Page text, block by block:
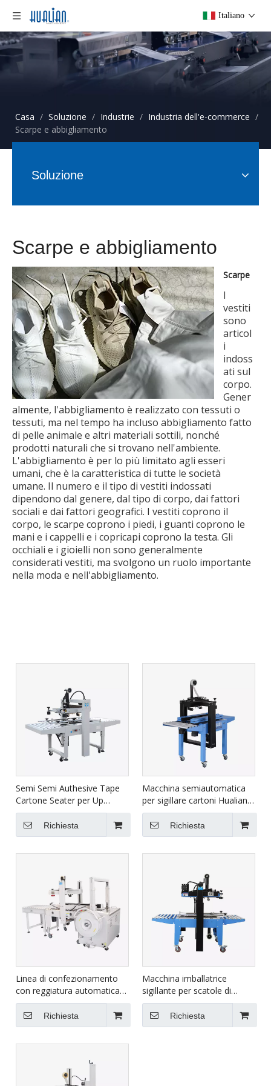
Italiano
Casa / Soluzione / Industrie / Industria dell'e-commerce /
Scarpe e abbigliamento
Soluzione
Scarpe e abbigliamento
Scarpe
I
vestiti
sono
articol
i
indoss
ati sul
corpo.
Gener
almente, l'abbigliamento è realizzato con tessuti o
tessuti, ma nel tempo ha incluso abbigliamento fatto
di pelle animale e altri materiali sottili, nonché
prodotti naturali che si trovano nell'ambiente.
L'abbigliamento è per lo più limitato agli esseri
umani, che è la caratteristica di tutte le società
umane. Il numero e il tipo di vestiti indossati
dipendono dal genere, dal tipo di corpo, dai fattori
sociali e dai fattori geografici. I vestiti coprono il
corpo, le scarpe coprono i piedi, i guanti coprono le
mani e i cappelli e i copricapi coprono la testa. Gli
occhiali e i gioielli non sono generalmente
considerati vestiti, ma svolgono un ruolo importante
nella moda e nell'abbigliamento.
Semi Semi Authesive Tape
Cartone Seater per Up
Down FXJ-6050
Richiesta
Macchina semiautomatica
per sigillare cartoni Hualian
per uso e-commerce FXJ-
4030A
Richiesta
Linea di confezionamento
con reggiatura automatica
per sigillatura di cartoni XFK-
1C
Richiesta
Macchina imballatrice
sigillante per scatole di
cartone con nastro di
cartone per stampante
Hualian Ink Jet FXJ-6050C
Richiesta